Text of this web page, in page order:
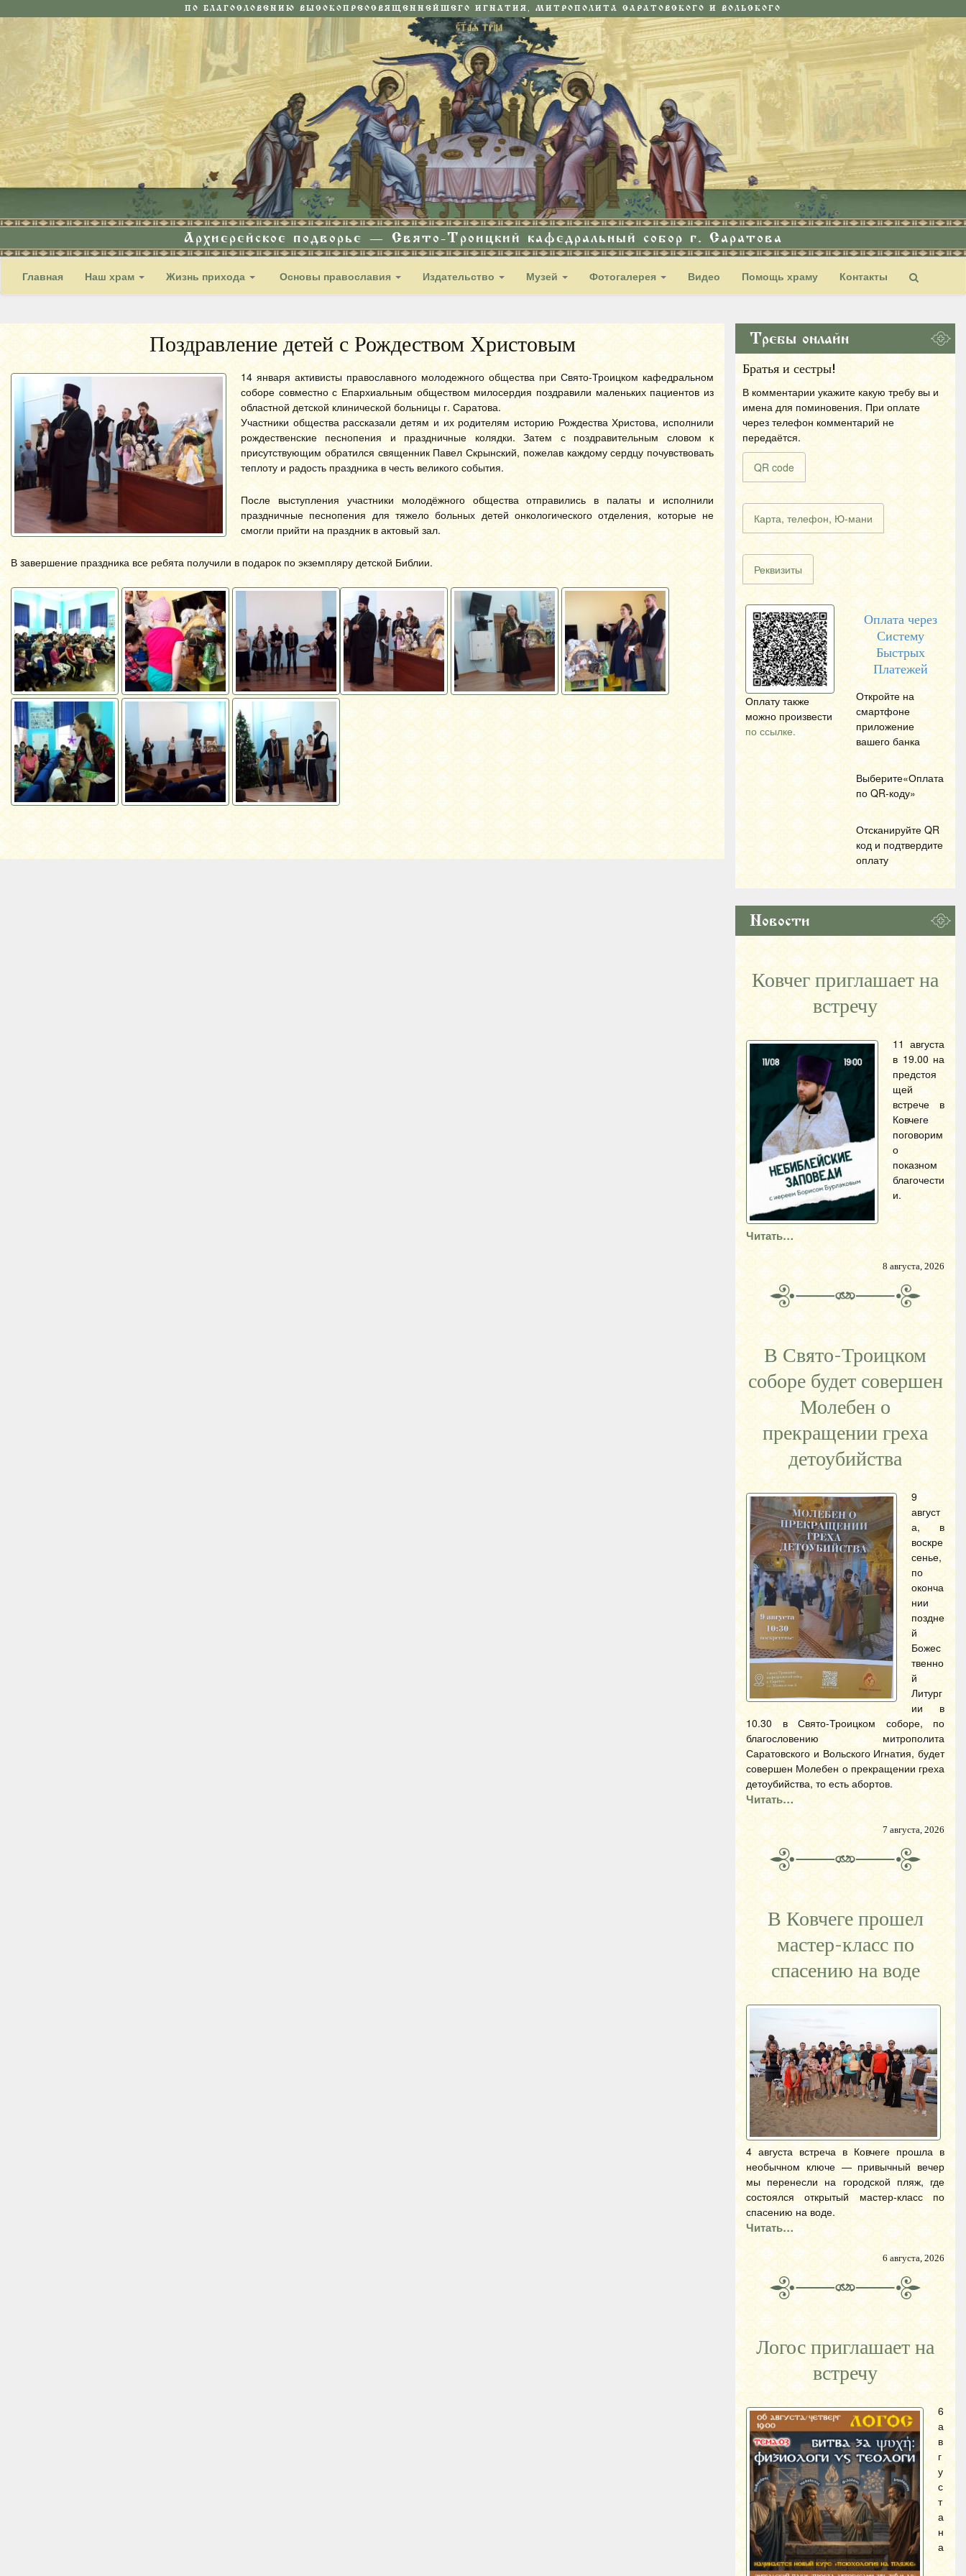
ПО БЛАГОСЛОВЕНИЮ ВЫСОКОПРЕОСВЯЩЕННЕЙШЕГО ИГНАТИЯ, МИТРОПОЛИТА САРАТОВСКОГО И ВОЛЬСКОГО
Архиерейское подворье — Свято-Троицкий кафедральный собор г. Саратова
Главная Наш храм Жизнь прихода Основы православия Издательство Музей Фотогалерея Видео Помощь храму Контакты
Поздравление детей с Рождеством Христовым
14 января активисты православного молодежного общества при Свято-Троицком кафедральном
соборе совместно с Епархиальным обществом милосердия поздравили маленьких пациентов из
областной детской клинической больницы г. Саратова.
Участники общества рассказали детям и их родителям историю Рождества Христова, исполнили
рождественские песнопения и праздничные колядки. Затем с поздравительным словом к
присутствующим обратился священник Павел Скрынский, пожелав каждому сердцу почувствовать
теплоту и радость праздника в честь великого события.
После выступления участники молодёжного общества отправились в палаты и исполнили
праздничные песнопения для тяжело больных детей онкологического отделения, которые не
смогли прийти на праздник в актовый зал.
В завершение праздника все ребята получили в подарок по экземпляру детской Библии.
Требы онлайн
Братья и сестры!
В комментарии укажите какую требу вы и
имена для поминовения. При оплате
через телефон комментарий не
передаётся.
QR code
Карта, телефон, Ю-мани
Реквизиты
Оплату также
можно произвести
по ссылке.
Оплата через
Систему
Быстрых
Платежей
Откройте на
смартфоне
приложение
вашего банка
Выберите«Оплата
по QR-коду»
Отсканируйте QR
код и подтвердите
оплату
Новости
Ковчег приглашает на
встречу
11 августа
в 19.00 на
предстоя
щей
встрече в
Ковчеге
поговорим
о
показном
благочести
и.
Читать…
8 августа, 2026
В Свято-Троицком
соборе будет совершен
Молебен о
прекращении греха
детоубийства
9
август
а, в
воскре
сенье,
по
оконча
нии
поздне
й
Божес
твенно
й
Литург
ии в
10.30 в Свято-Троицком соборе, по
благословению митрополита
Саратовского и Вольского Игнатия, будет
совершен Молебен о прекращении греха
детоубийства, то есть абортов.
Читать…
7 августа, 2026
В Ковчеге прошел
мастер-класс по
спасению на воде
4 августа встреча в Ковчеге прошла в
необычном ключе — привычный вечер
мы перенесли на городской пляж, где
состоялся открытый мастер-класс по
спасению на воде.
Читать…
6 августа, 2026
Логос приглашает на
встречу
6
а
в
г
у
с
т
а
н
а